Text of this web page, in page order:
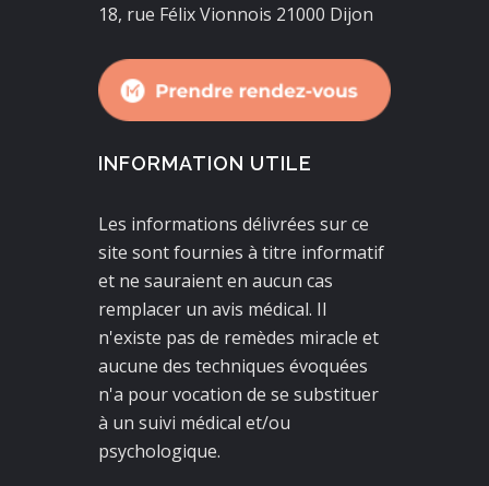
18, rue Félix Vionnois 21000 Dijon
INFORMATION UTILE
Les informations délivrées sur ce
site sont fournies à titre informatif
et ne sauraient en aucun cas
remplacer un avis médical. Il
n'existe pas de remèdes miracle et
aucune des techniques évoquées
n'a pour vocation de se substituer
à un suivi médical et/ou
psychologique.